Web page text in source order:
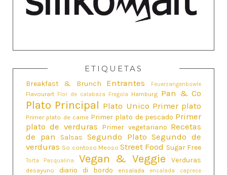
ETIQUETAS
Breakfast & Brunch Entrantes Feuerzangenbowle
Flavourart Flor de calabaza Fregola Hamburg Pan & Co
Plato Principal Plato Unico Primer plato
Primer plato de carne Primer plato de pescado Primer
plato de verduras Primer vegetariano Recetas
de pan
Salsas Segundo Plato Segundo de
verduras So contoso Meoso Street Food Sugar Free
Torta Pasqualina Vegan & Veggie Verduras
desayuno diario di bordo ensalada
ensalada caprese